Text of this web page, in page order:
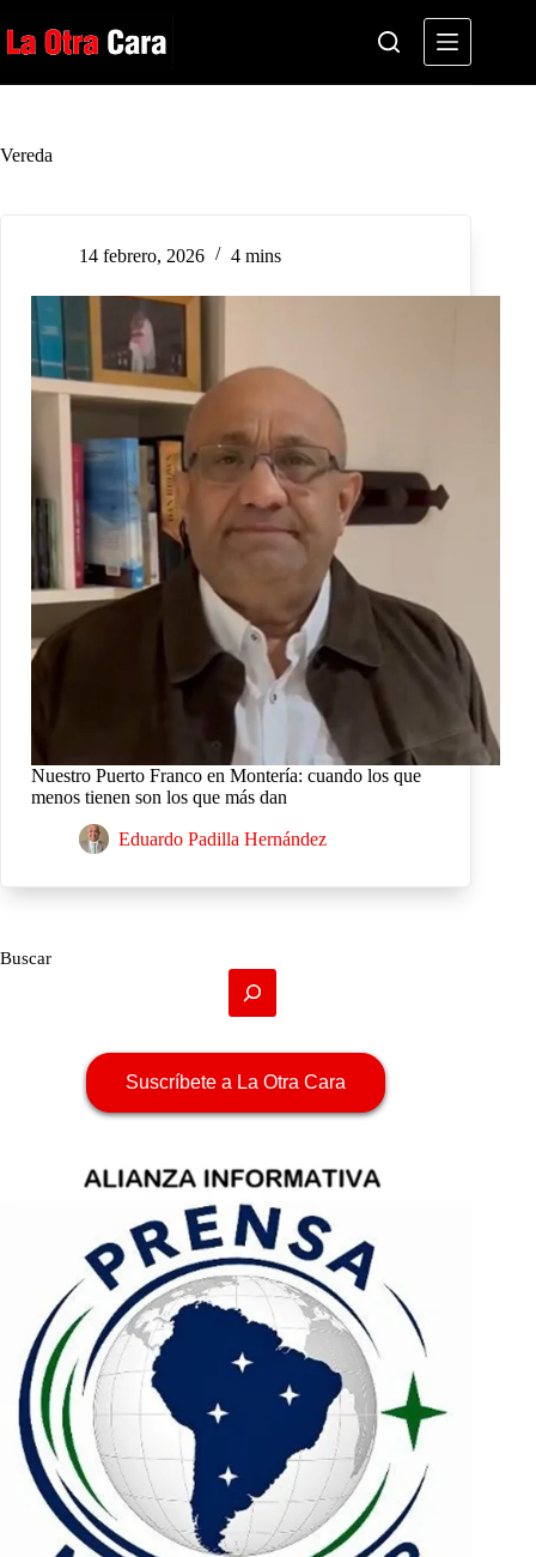
al
contenido
Vereda
14 febrero, 2026 4 mins
Nuestro Puerto Franco en Montería: cuando los que
menos tienen son los que más dan
Eduardo Padilla Hernández
Buscar
Suscríbete a La Otra Cara